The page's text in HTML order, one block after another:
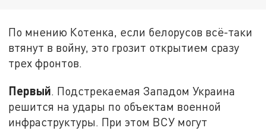
По мнению Котенка, если белорусов всё-таки
втянут в войну, это грозит открытием сразу
трех фронтов.
Первый. Подстрекаемая Западом Украина
решится на удары по объектам военной
инфраструктуры. При этом ВСУ могут